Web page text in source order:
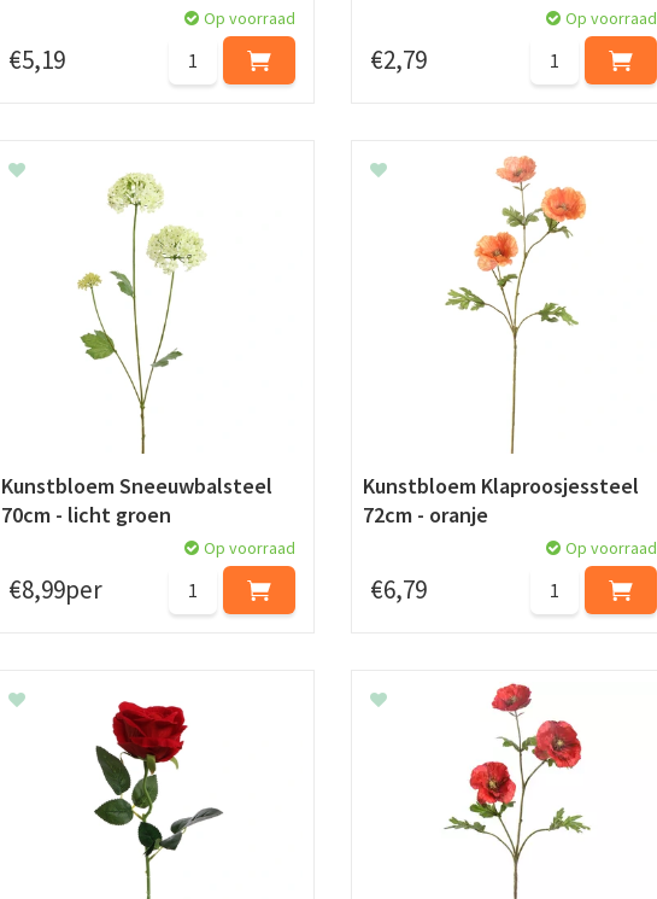
€5,19
Op voorraad
€2,79
Op voorraad
Kunstbloem Sneeuwbalsteel
70cm - licht groen
€8,99per
Op voorraad
Kunstbloem Klaproosjessteel
72cm - oranje
€6,79
Op voorraad